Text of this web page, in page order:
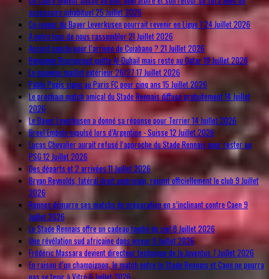
accessoire inhabituel25 Juillet 2026
Ce joueur du Bayer Leverkusen pourrait revenir en Ligue 1 24 Juillet 2026
À notre tour de nous rassembler21 Juillet 2026
Accord conclu pour l’arrivée de Cuiabano ? 21 Juillet 2026
Benjamin Bourigeaud quitte Al-Duhail mais reste au Qatar19 Juillet 2026
Le nouveau maillot extérieur 26/2717 Juillet 2026
Pablo Pagis signe au Paris FC pour cinq ans15 Juillet 2026
Le prochain match amical du Stade Rennais diffusé gratuitement14 Juillet
2026
Le Bayer Leverkusen a donné sa réponse pour Terrier14 Juillet 2026
Breel Embolo expulsé lors d’Argentine - Suisse12 Juillet 2026
Lucas Chevalier aurait refusé l’approche du Stade Rennais pour rester au
PSG 12 Juillet 2026
Des départs et 2 arrivées11 Juillet 2026
Bryan Reynolds, latéral droit américain, rejoint officiellement le club 9 Juillet
2026
Rennes démarre ses matchs de préparation en s’inclinant contre Caen 9
Juillet 2026
Le Stade Rennais offre un cadeau tombé du ciel8 Juillet 2026
Une révélation sud africaine dans viseur8 Juillet 2026
Frédéric Massara devient directeur technique de la Juventus 7 Juillet 2026
En raison d’un champignon, le match entre le Stade Rennais et Caen ne pourra
pas se tenir à Vitré6 Juillet 2026